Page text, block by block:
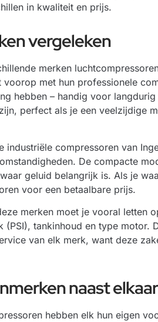
in kwaliteit en prijs.
vergeleken
merken
voorop met hun professionele
hebben – handig voor
perfect als je een veelzijdige
industriële compressoren van
De compacte
geluid belangrijk is. Als je
voor een betaalbare prijs.
merken moet je vooral letten
(PSI), tankinhoud en type motor.
van elk merk, want deze
naast elkaar
hebben elk hun eigen